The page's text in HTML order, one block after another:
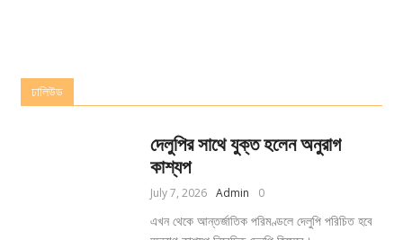
ঢালিউড
দেলুপির সাথে যুক্ত হলেন অনুরাগ
কাশ্যপ
July 7, 2026 Admin 0
এখন থেকে আন্তর্জাতিক পরিমণ্ডলে দেলুপি পরিচিত হবে